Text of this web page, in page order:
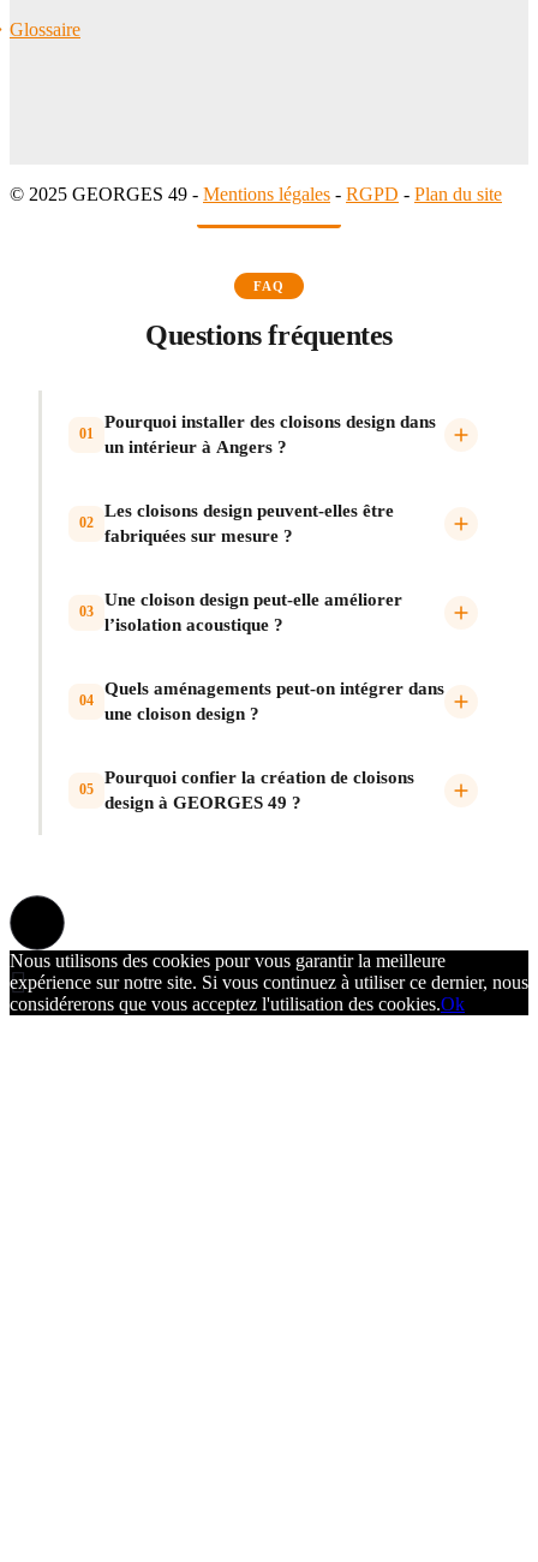
Glossaire
© 2025 GEORGES 49 - Mentions légales - RGPD - Plan du site
FAQ
Questions fréquentes
01
Pourquoi installer des cloisons design dans
un intérieur à Angers ?
02
Les cloisons design peuvent-elles être
fabriquées sur mesure ?
03
Une cloison design peut-elle améliorer
l’isolation acoustique ?
04
Quels aménagements peut-on intégrer dans
une cloison design ?
05
Pourquoi confier la création de cloisons
design à GEORGES 49 ?
Nous utilisons des cookies pour vous garantir la meilleure
expérience sur notre site. Si vous continuez à utiliser ce dernier, nous
considérerons que vous acceptez l'utilisation des cookies.Ok